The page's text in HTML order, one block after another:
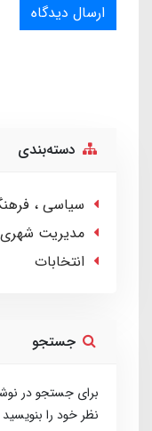
ارسال دیدگاه
دسته‌بندی
سیاسی ،
مدیریت شهری
انتخابات
جستجو
برای جستجو در
نظر خود را